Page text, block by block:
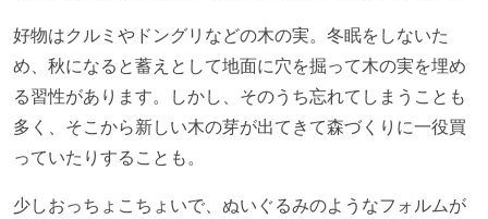
好物はクルミやドングリなどの木の実。冬眠をしないた
め、秋になると蓄えとして地面に穴を掘って木の実を埋め
る習性があります。しかし、そのうち忘れてしまうことも
多く、そこから新しい木の芽が出てきて森づくりに一役買
っていたりすることも。
少しおっちょこちょいで、ぬいぐるみのようなフォルムが